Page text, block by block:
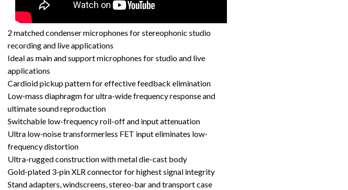
2 matched condenser microphones for stereophonic studio
recording and live applications
Ideal as main and support microphones for studio and live
applications
Cardioid pickup pattern for effective feedback elimination
Low-mass diaphragm for ultra-wide frequency response and
ultimate sound reproduction
Switchable low-frequency roll-off and input attenuation
Ultra low-noise transformerless FET input eliminates low-
frequency distortion
Ultra-rugged construction with metal die-cast body
Gold-plated 3-pin XLR connector for highest signal integrity
Stand adapters, windscreens, stereo-bar and transport case